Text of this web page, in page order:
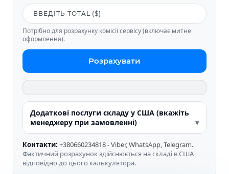
Потрібно для розрахунку комісії сервісу (включає митне
оформлення).
Розрахувати
Додаткові послуги складу у США (вкажіть
менеджеру при замовленні)
Контакти: +380660234818 - Viber, WhatsApp, Telegram.
Фактичний розрахунок здійснюється на складі в США
відповідно до цього калькулятора.